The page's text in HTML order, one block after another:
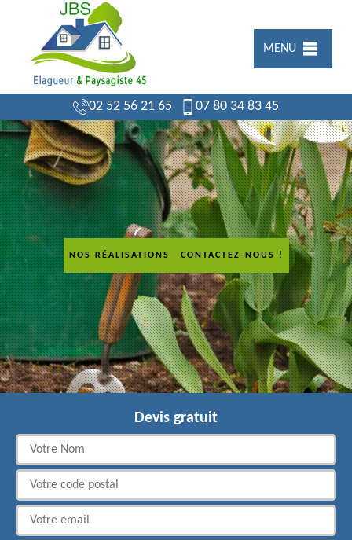
MENU
02 52 56 21 65 07 80 34 83 45
NOS RÉALISATIONS CONTACTEZ-NOUS !
Devis gratuit